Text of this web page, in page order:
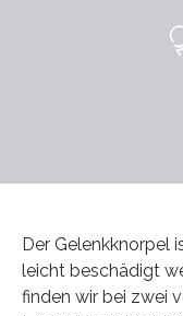
Der Gelenkknorpel
leicht beschädigt
finden wir bei zwei